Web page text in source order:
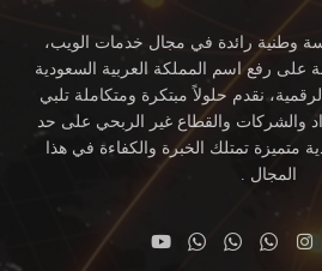
وطنية رائدة في مجال خدمات الويب،
على رفع اسم المملكة العربية السعودية
نقدم حلولاً مبتكرة ومتكاملة تلبي
والشركات والقطاع غير الربحي على حد
متميزة تمتلك الخبرة والكفاءة في هذا
المجال .